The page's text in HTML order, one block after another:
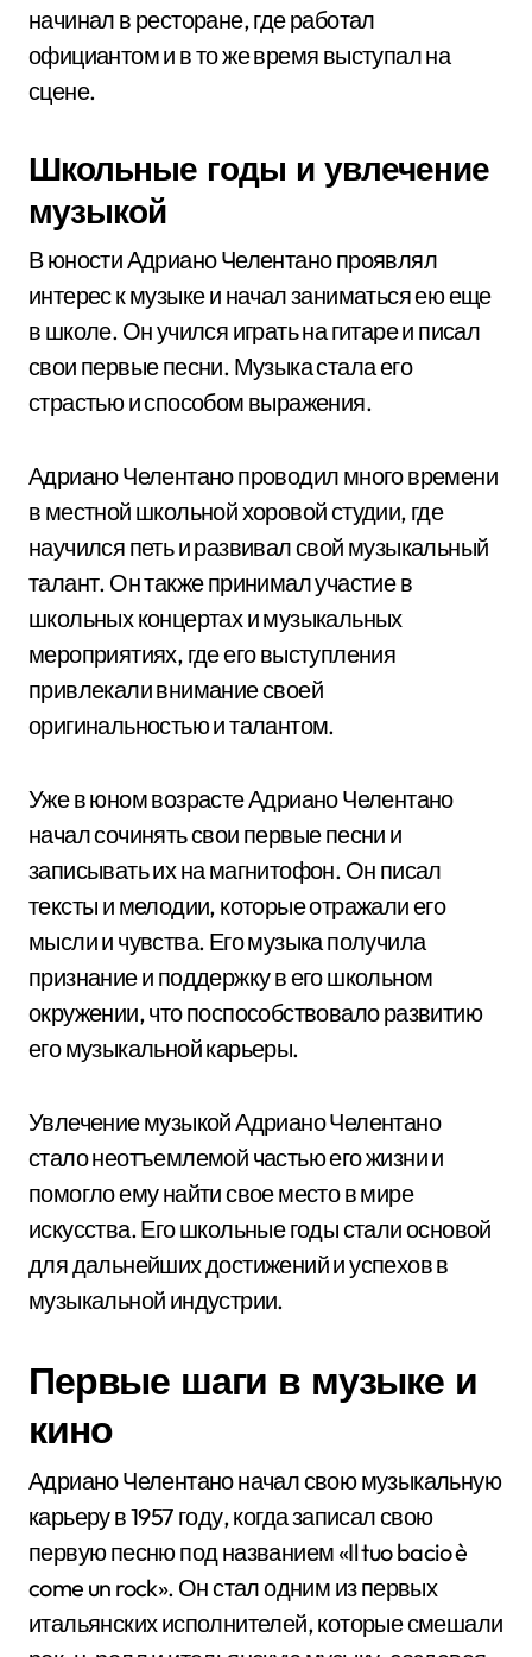
начинал в ресторане, где работал
официантом и в то же время выступал на
сцене.
Школьные годы и увлечение
музыкой
В юности Адриано Челентано проявлял
интерес к музыке и начал заниматься ею еще
в школе. Он учился играть на гитаре и писал
свои первые песни. Музыка стала его
страстью и способом выражения.
Адриано Челентано проводил много времени
в местной школьной хоровой студии, где
научился петь и развивал свой музыкальный
талант. Он также принимал участие в
школьных концертах и музыкальных
мероприятиях, где его выступления
привлекали внимание своей
оригинальностью и талантом.
Уже в юном возрасте Адриано Челентано
начал сочинять свои первые песни и
записывать их на магнитофон. Он писал
тексты и мелодии, которые отражали его
мысли и чувства. Его музыка получила
признание и поддержку в его школьном
окружении, что поспособствовало развитию
его музыкальной карьеры.
Увлечение музыкой Адриано Челентано
стало неотъемлемой частью его жизни и
помогло ему найти свое место в мире
искусства. Его школьные годы стали основой
для дальнейших достижений и успехов в
музыкальной индустрии.
Первые шаги в музыке и
кино
Адриано Челентано начал свою музыкальную
карьеру в 1957 году, когда записал свою
первую песню под названием «Il tuo bacio è
come un rock». Он стал одним из первых
итальянских исполнителей, которые смешали